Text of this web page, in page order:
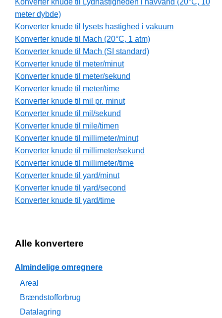
Konverter knude til Lydhastigheden i havvand (20°C, 10
meter dybde)
Konverter knude til lysets hastighed i vakuum
Konverter knude til Mach (20°C, 1 atm)
Konverter knude til Mach (SI standard)
Konverter knude til meter/minut
Konverter knude til meter/sekund
Konverter knude til meter/time
Konverter knude til mil pr. minut
Konverter knude til mil/sekund
Konverter knude til mile/timen
Konverter knude til millimeter/minut
Konverter knude til millimeter/sekund
Konverter knude til millimeter/time
Konverter knude til yard/minut
Konverter knude til yard/second
Konverter knude til yard/time
Alle konvertere
Almindelige omregnere
Areal
Brændstofforbrug
Datalagring